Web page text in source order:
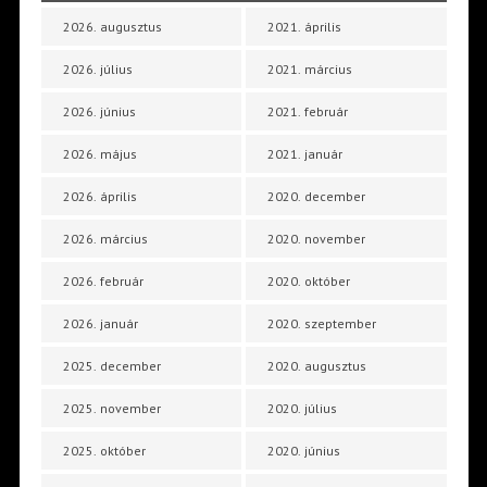
2026. augusztus
2026. július
2026. június
2026. május
2026. április
2026. március
2026. február
2026. január
2025. december
2025. november
2025. október
2021. április
2021. március
2021. február
2021. január
2020. december
2020. november
2020. október
2020. szeptember
2020. augusztus
2020. július
2020. június